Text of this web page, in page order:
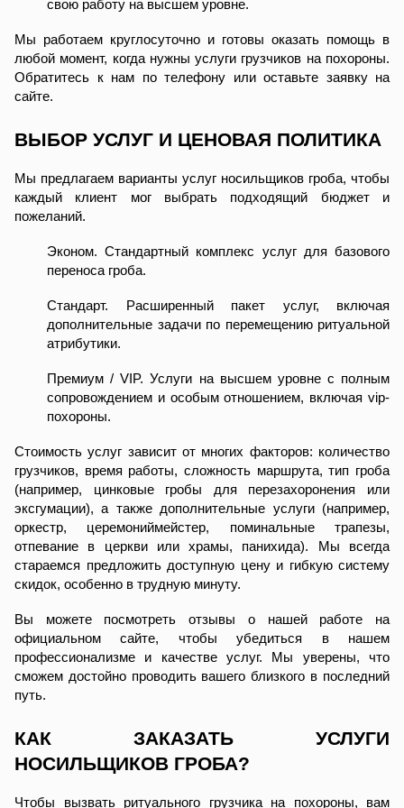
свою работу на высшем уровне.
Мы работаем круглосуточно и готовы оказать помощь в
любой момент, когда нужны услуги грузчиков на похороны.
Обратитесь к нам по телефону или оставьте заявку на
сайте.
ВЫБОР УСЛУГ И ЦЕНОВАЯ ПОЛИТИКА
Мы предлагаем варианты услуг носильщиков гроба, чтобы
каждый клиент мог выбрать подходящий бюджет и
пожеланий.
Эконом. Стандартный комплекс услуг для базового
переноса гроба.
Стандарт. Расширенный пакет услуг, включая
дополнительные задачи по перемещению ритуальной
атрибутики.
Премиум / VIP. Услуги на высшем уровне с полным
сопровождением и особым отношением, включая vip-
похороны.
Стоимость услуг зависит от многих факторов: количество
грузчиков, время работы, сложность маршрута, тип гроба
(например, цинковые гробы для перезахоронения или
эксгумации), а также дополнительные услуги (например,
оркестр, церемониймейстер, поминальные трапезы,
отпевание в церкви или храмы, панихида). Мы всегда
стараемся предложить доступную цену и гибкую систему
скидок, особенно в трудную минуту.
Вы можете посмотреть отзывы о нашей работе на
официальном сайте, чтобы убедиться в нашем
профессионализме и качестве услуг. Мы уверены, что
сможем достойно проводить вашего близкого в последний
путь.
КАК ЗАКАЗАТЬ УСЛУГИ
НОСИЛЬЩИКОВ ГРОБА?
Чтобы вызвать ритуального грузчика на похороны, вам